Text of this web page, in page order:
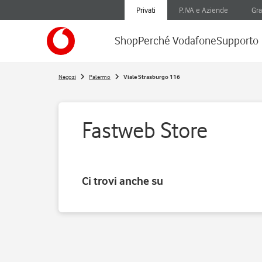
Privati P.IVA e Aziende
ShopPerché VodafoneSupporto
Negozi Palermo Viale Strasburgo 116
Fastweb Store
Ci trovi anche su